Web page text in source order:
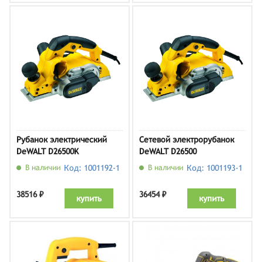
Рубанок электрический
DeWALT D26500K
В наличии Код: 1001192-1
38516 ₽ купить
Сетевой электрорубанок
DeWALT D26500
В наличии Код: 1001193-1
36454 ₽ купить